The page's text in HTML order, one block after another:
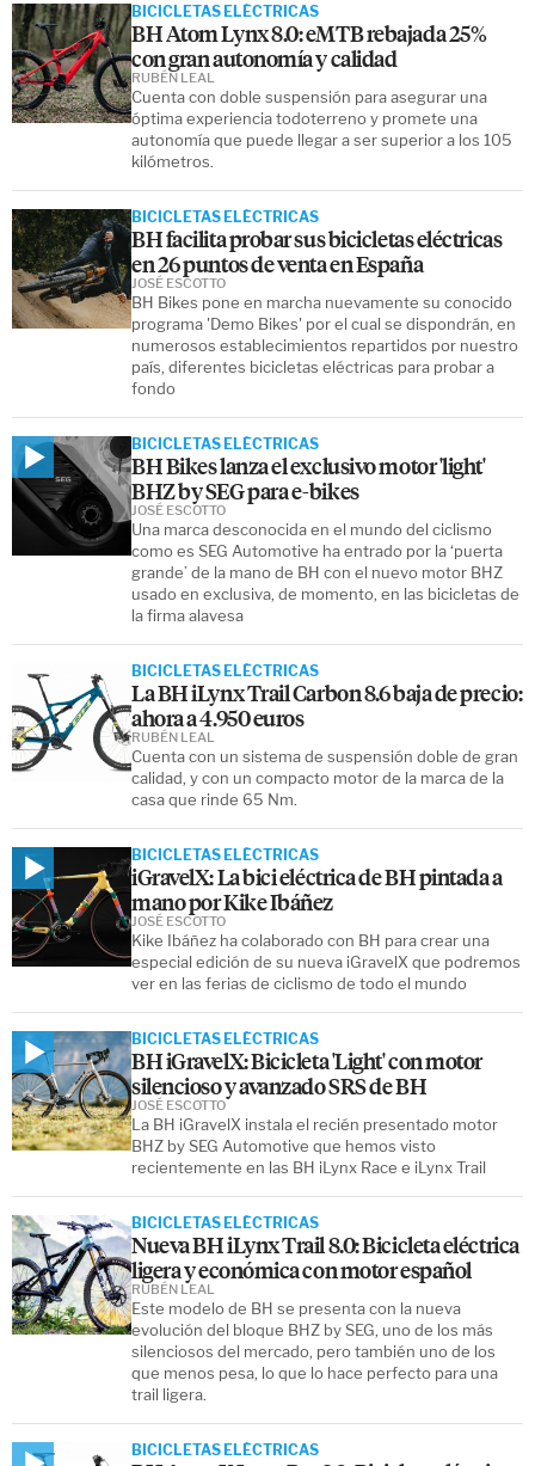
BICICLETAS ELÉCTRICAS
BH Atom Lynx 8.0: eMTB rebajada 25%
con gran autonomía y calidad
Cuenta con doble suspensión para asegurar una
óptima experiencia todoterreno y promete una
autonomía que puede llegar a ser superior a los 105
kilómetros.
RUBÉN LEAL
BICICLETAS ELÉCTRICAS
BH facilita probar sus bicicletas eléctricas
en 26 puntos de venta en España
BH Bikes pone en marcha nuevamente su conocido
programa 'Demo Bikes' por el cual se dispondrán, en
numerosos establecimientos repartidos por nuestro
país, diferentes bicicletas eléctricas para probar a
fondo
JOSÉ ESCOTTO
BICICLETAS ELÉCTRICAS
BH Bikes lanza el exclusivo motor 'light'
BHZ by SEG para e-bikes
Una marca desconocida en el mundo del ciclismo
como es SEG Automotive ha entrado por la ‘puerta
grande’ de la mano de BH con el nuevo motor BHZ
usado en exclusiva, de momento, en las bicicletas de
la firma alavesa
JOSÉ ESCOTTO
BICICLETAS ELÉCTRICAS
La BH iLynx Trail Carbon 8.6 baja de precio:
ahora a 4.950 euros
Cuenta con un sistema de suspensión doble de gran
calidad, y con un compacto motor de la marca de la
casa que rinde 65 Nm.
RUBÉN LEAL
BICICLETAS ELÉCTRICAS
iGravelX: La bici eléctrica de BH pintada a
mano por Kike Ibáñez
Kike Ibáñez ha colaborado con BH para crear una
especial edición de su nueva iGravelX que podremos
ver en las ferias de ciclismo de todo el mundo
JOSÉ ESCOTTO
BICICLETAS ELÉCTRICAS
BH iGravelX: Bicicleta 'Light' con motor
silencioso y avanzado SRS de BH
La BH iGravelX instala el recién presentado motor
BHZ by SEG Automotive que hemos visto
recientemente en las BH iLynx Race e iLynx Trail
JOSÉ ESCOTTO
BICICLETAS ELÉCTRICAS
Nueva BH iLynx Trail 8.0: Bicicleta eléctrica
ligera y económica con motor español
Este modelo de BH se presenta con la nueva
evolución del bloque BHZ by SEG, uno de los más
silenciosos del mercado, pero también uno de los
que menos pesa, lo que lo hace perfecto para una
trail ligera.
RUBÉN LEAL
BICICLETAS ELÉCTRICAS